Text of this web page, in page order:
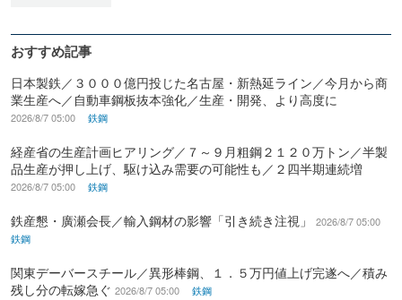
おすすめ記事
日本製鉄／３０００億円投じた名古屋・新熱延ライン／今月から商
業生産へ／自動車鋼板抜本強化／生産・開発、より高度に
2026/8/7 05:00 鉄鋼
経産省の生産計画ヒアリング／７～９月粗鋼２１２０万トン／半製
品生産が押し上げ、駆け込み需要の可能性も／２四半期連続増
2026/8/7 05:00 鉄鋼
鉄産懇・廣瀬会長／輸入鋼材の影響「引き続き注視」
2026/8/7 05:00
鉄鋼
関東デーバースチール／異形棒鋼、１．５万円値上げ完遂へ／積み
残し分の転嫁急ぐ 2026/8/7 05:00 鉄鋼